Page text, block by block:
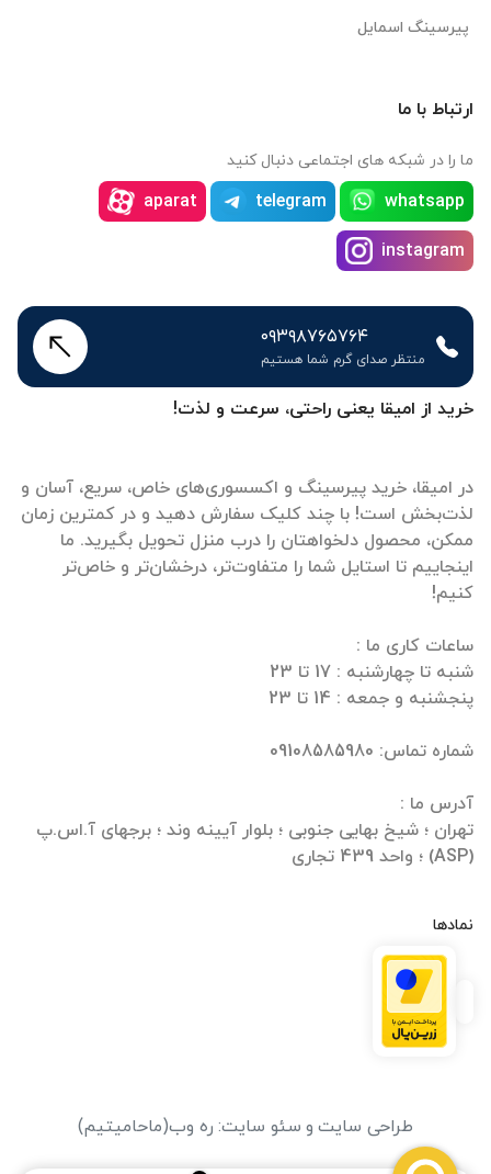
خرید از امیقا یعنی راحتی، سرعت و لذت!
در امیقا، خرید پیرسینگ و اکسسوری‌های خاص، سریع، آسان و
لذت‌بخش است! با چند کلیک سفارش دهید و در کمترین زمان
ممکن، محصول دلخواهتان را درب منزل تحویل بگیرید. ما
اینجاییم تا استایل شما را متفاوت‌تر، درخشان‌تر و خاص‌تر
تهران ؛ شیخ بهایی جنوبی ؛ بلوار آیینه وند ؛ برجهای آ.اس.پ
(ASP) ؛ واحد 439 تجاری
نمادها
پیرسینگ اسمایل
ارتباط با ما
ما را در شبکه های اجتماعی دنبال کنید
whatsapp
telegram
aparat
instagram
۰۹۳۹۸۷۶۵۷۶۴
منتظر صدای گرم شما هستیم
طراحی سایت و سئو سایت: ره وب(ماحامیتیم)